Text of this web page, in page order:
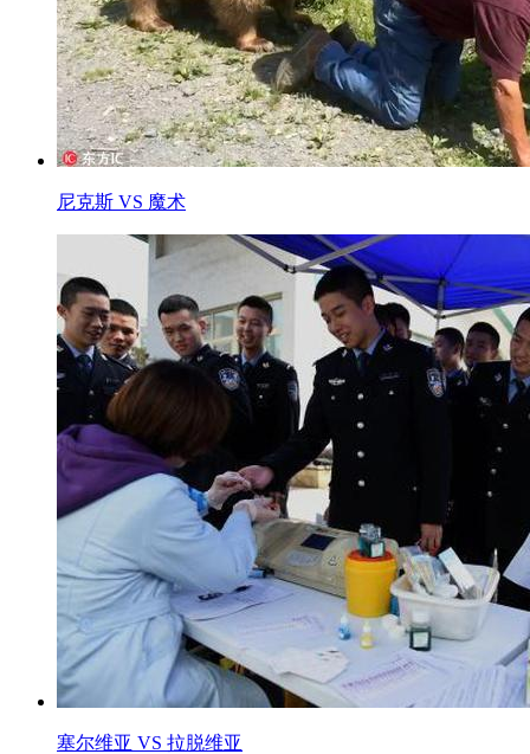
尼克斯 VS 魔术
塞尔维亚 VS 拉脱维亚